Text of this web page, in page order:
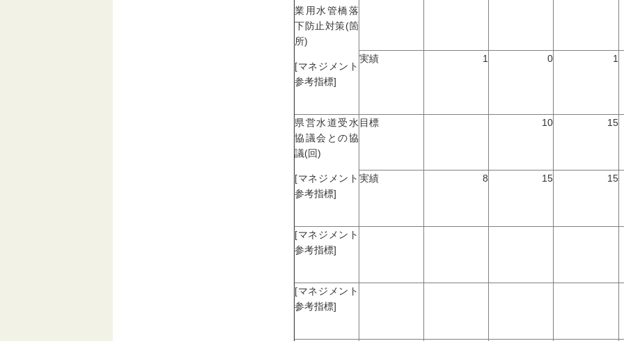
業用水管橋落
下防止対策(箇
所)
[マネジメント
参考指標]
実績 1 0 1
県営水道受水
協議会との協
議(回)
[マネジメント
参考指標]
目標 10 15
実績 8 15 15
[マネジメント
参考指標]
[マネジメント
参考指標]